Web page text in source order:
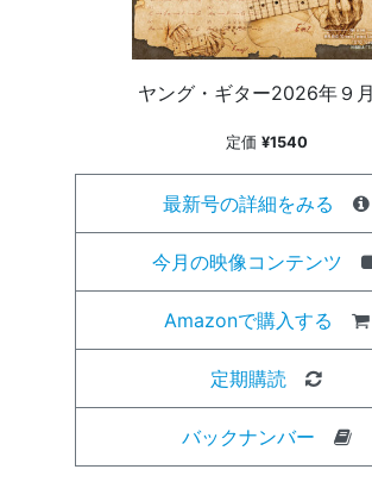
ヤング・ギター2026年９
定価 ¥1540
最新号の詳細をみる
今月の映像コンテンツ
Amazonで購入する
定期購読
バックナンバー